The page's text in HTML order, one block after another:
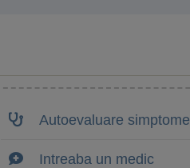
Autoevaluare simptome
Intreaba un medic